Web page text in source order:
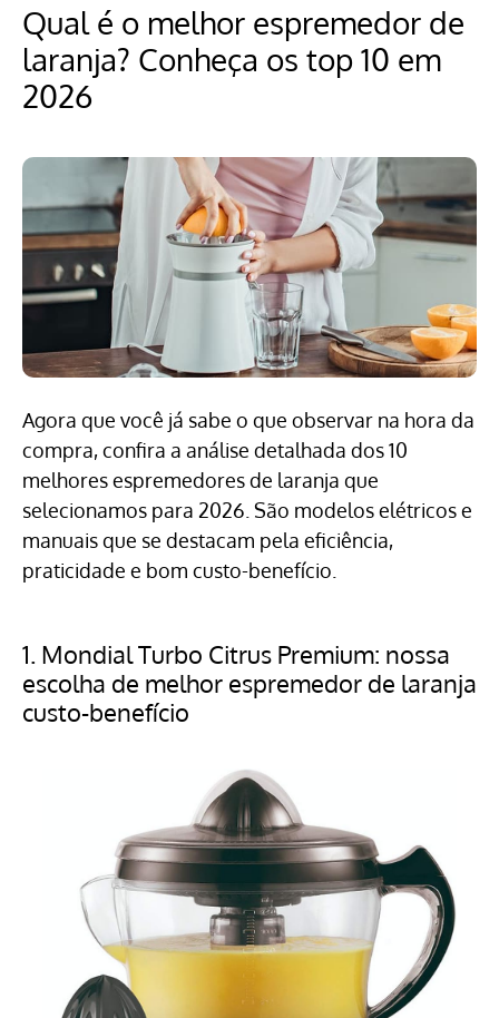
Qual é o melhor espremedor de
laranja? Conheça os top 10 em
2026
Agora que você já sabe o que observar na hora da
compra, confira a análise detalhada dos 10
melhores espremedores de laranja que
selecionamos para 2026. São modelos elétricos e
manuais que se destacam pela eficiência,
praticidade e bom custo-benefício.
1. Mondial Turbo Citrus Premium: nossa
escolha de melhor espremedor de laranja
custo-benefício